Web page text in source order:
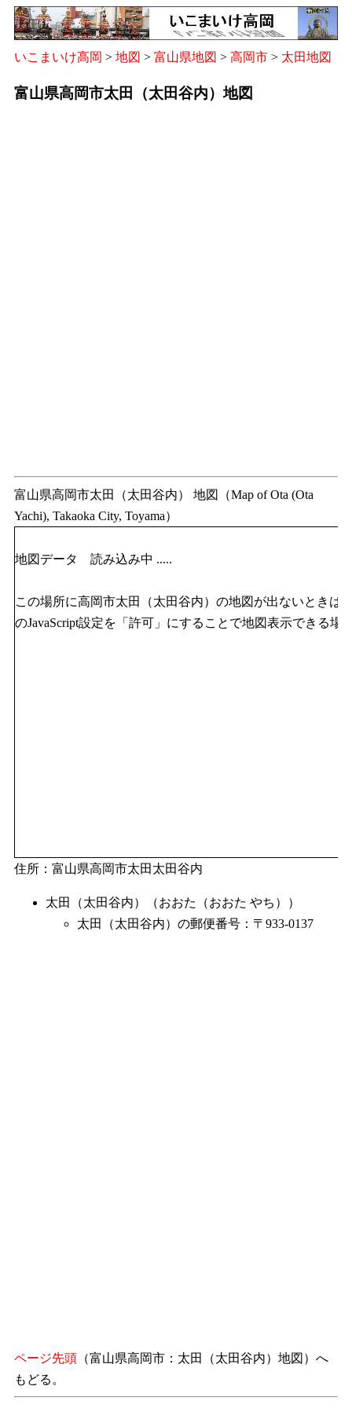
いこまいけ高岡 > 地図 > 富山県地図 > 高岡市 > 太田地図
富山県高岡市太田（太田谷内）地図
富山県高岡市太田（太田谷内） 地図（Map of Ota (Ota
Yachi), Takaoka City, Toyama）
地図データ 読み込み中 .....
この場所に高岡市太田（太田谷内）の地図が出ないときは
のJavaScript設定を「許可」にすることで地図表示できる場
住所：富山県高岡市太田太田谷内
太田（太田谷内）（おおた（おおた やち））
太田（太田谷内）の郵便番号：〒933-0137
ページ先頭 （富山県高岡市：太田（太田谷内）地図）へ
もどる。